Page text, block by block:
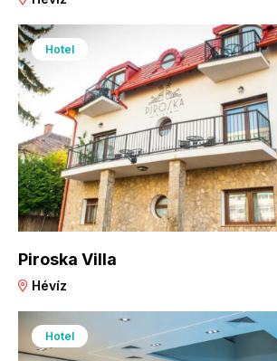
Hotel
Piroska Villa
Hévíz
Hotel